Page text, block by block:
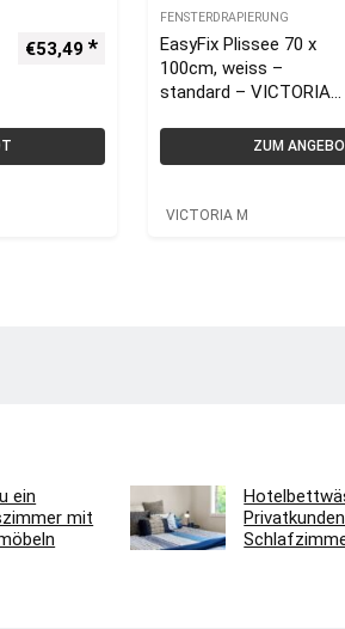
€53,49
FENSTERDRAPIERUNG
EasyFix Plissee 70 x
100cm, weiss –
standard – VICTORIA
ZUM
VICTORIA M
ein
mit